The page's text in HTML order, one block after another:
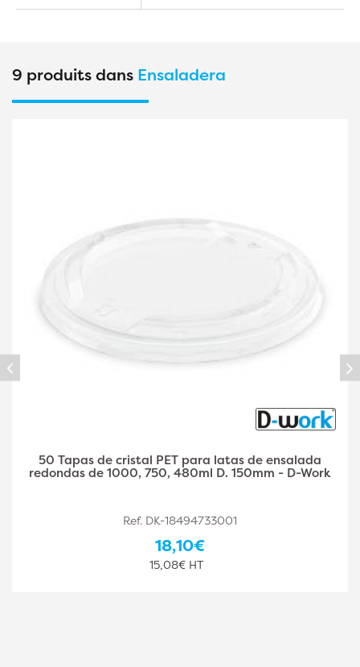
9 produits dans Ensaladera
50 Ensaladeras de Cristal Transparente Redondas
2250 ml D. 26 x A. 9 cm Plástico PET Elegante y
Ref. DK-18494733002
88,80€
74,00€ HT